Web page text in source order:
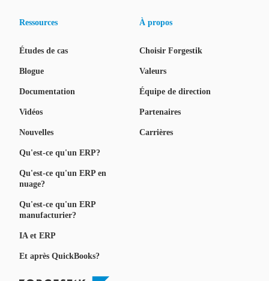
Ressources
Études de cas
Blogue
Documentation
Vidéos
Nouvelles
Qu'est-ce qu'un ERP?
Qu'est-ce qu'un ERP en
nuage?
Qu'est-ce qu'un ERP
manufacturier?
IA et ERP
Et après QuickBooks?
À propos
Choisir Forgestik
Valeurs
Équipe de direction
Partenaires
Carrières